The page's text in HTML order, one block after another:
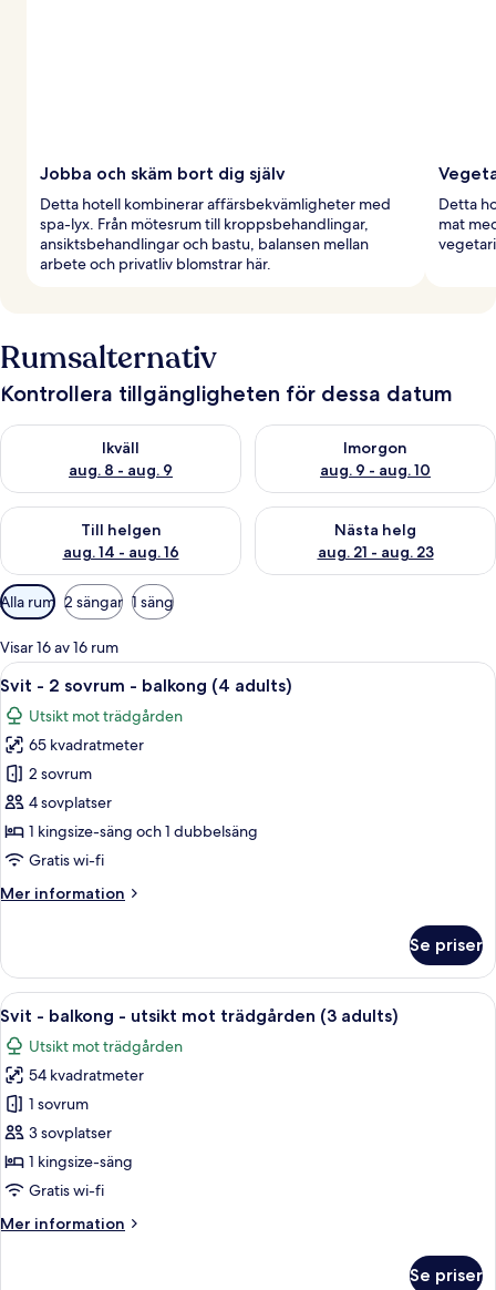
Jobba och skäm bort dig själv
Detta hotell kombinerar affärsbekvämligheter med
spa-lyx. Från mötesrum till kroppsbehandlingar,
ansiktsbehandlingar och bastu, balansen mellan
arbete och privatliv blomstrar här.
Detta
mat
Rumsalternativ
Kontrollera tillgängligheten för dessa datum
Ikväll
aug. 8 - aug. 9
Kontrollera tillgängligheten för ikväll aug. 8 - aug. 9
Imorgon
aug. 9 - aug. 10
Kontrollera tillgängligheten
Till helgen
aug. 14 - aug. 16
Kontrollera tillgängligheten för den här helgen aug. 14 - aug.
Nästa helg
aug. 21 - aug. 23
Kontrollera tillgängligheten
Tillgängliga
filter
för
rum
Alla rum 2 sängar 1 säng
Visar 16 av 16 rum
Öppna
alla
foton
för
Svit
-
2
sovrum
balkong
Minibar, värdeförvaringsskåp på
17
Svit - 2 sovrum - balkong (4 adults)
Utsikt mot trädgården
65 kvadratmeter
2 sovrum
4 sovplatser
1 kingsize-säng och 1 dubbelsäng
Gratis wi-fi
Mer information
Mer
-
sovrum
balkong
(4
adults)
Se priser
Öppna
alla
foton
för
Svit
-
balkong
-
mot
Ett hotellrum med en säng, ett
10
Svit - balkong - utsikt mot trädgården (3 adults)
Utsikt mot trädgården
54 kvadratmeter
1 sovrum
3 sovplatser
1 kingsize-säng
Gratis wi-fi
Mer information
Mer
Se priser